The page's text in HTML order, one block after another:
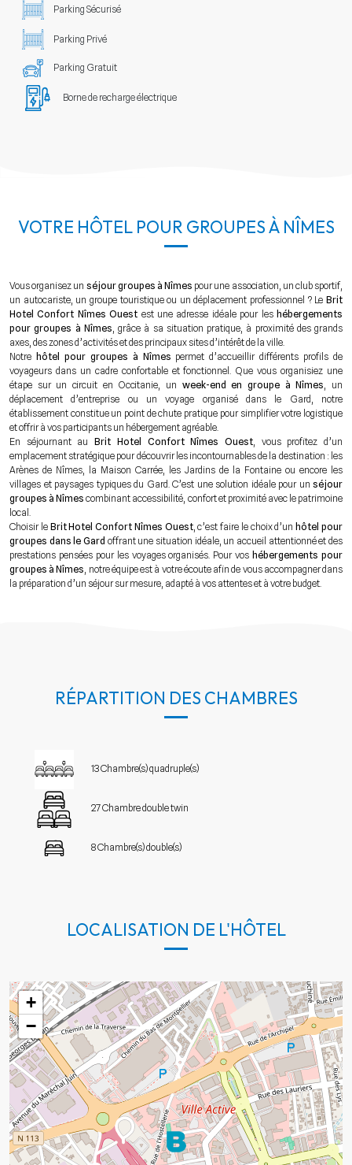
Parking Sécurisé
Parking Privé
Parking Gratuit
Borne de recharge électrique
VOTRE HÔTEL POUR GROUPES À NÎMES
Vous organisez un séjour groupes à Nîmes pour une association, un club sportif,
un autocariste, un groupe touristique ou un déplacement professionnel ? Le Brit
Hotel Confort Nîmes Ouest est une adresse idéale pour les hébergements
pour groupes à Nîmes , grâce à sa situation pratique, à proximité des grands
axes, des zones d’activités et des principaux sites d’intérêt de la ville.
Notre hôtel pour groupes à Nîmes permet d’accueillir différents profils de
voyageurs dans un cadre confortable et fonctionnel. Que vous organisiez une
étape sur un circuit en Occitanie, un week-end en groupe à Nîmes , un
déplacement d’entreprise ou un voyage organisé dans le Gard, notre
établissement constitue un point de chute pratique pour simplifier votre logistique
et offrir à vos participants un hébergement agréable.
En séjournant auBrit Hotel Confort Nîmes Ouest, vous profitez d’un
emplacement stratégique pour découvrir les incontournables de la destination : les
Arènes de Nîmes, la Maison Carrée, les Jardins de la Fontaine ou encore les
villages et paysages typiques du Gard. C’est une solution idéale pour un séjour
groupes à Nîmes combinant accessibilité, confort et proximité avec le patrimoine
local.
Choisir le Brit Hotel Confort Nîmes Ouest, c’est faire le choix d’un hôtel pour
groupes dans le Gard offrant une situation idéale, un accueil attentionné et des
prestations pensées pour les voyages organisés. Pour vos hébergements pour
groupes à Nîmes , notre équipe est à votre écoute afin de vous accompagner dans
la préparation d’un séjour sur mesure, adapté à vos attentes et à votre budget.
RÉPARTITION DES CHAMBRES
13 Chambre(s) quadruple(s)
27 Chambre double twin
8 Chambre(s) double(s)
LOCALISATION DE L'HÔTEL
+
−